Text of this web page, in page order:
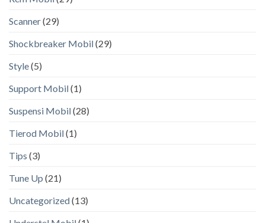
Scanner(29)
Shockbreaker Mobil(29)
Style(5)
Support Mobil(1)
Suspensi Mobil(28)
Tierod Mobil(1)
Tips (3)
Tune Up (21)
Uncategorized(13)